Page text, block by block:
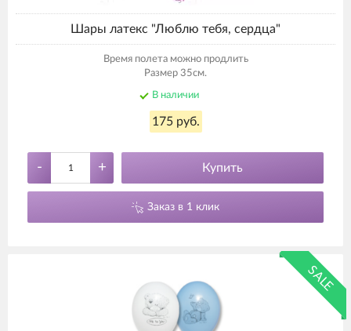
Шары латекс "Люблю тебя, сердца"
Время полета можно продлить
Размер 35см.
В наличии
175 руб.
- + Купить
Заказ в 1 клик
SALE